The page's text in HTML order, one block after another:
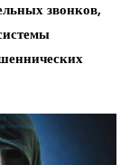
звонков,